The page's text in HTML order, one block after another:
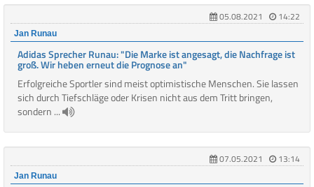
05.08.2021 14:22
Jan Runau
Adidas Sprecher Runau: "Die Marke ist angesagt, die Nachfrage ist
groß. Wir heben erneut die Prognose an"
Erfolgreiche Sportler sind meist optimistische Menschen. Sie lassen
sich durch Tiefschläge oder Krisen nicht aus dem Tritt bringen,
sondern ...
07.05.2021 13:14
Jan Runau